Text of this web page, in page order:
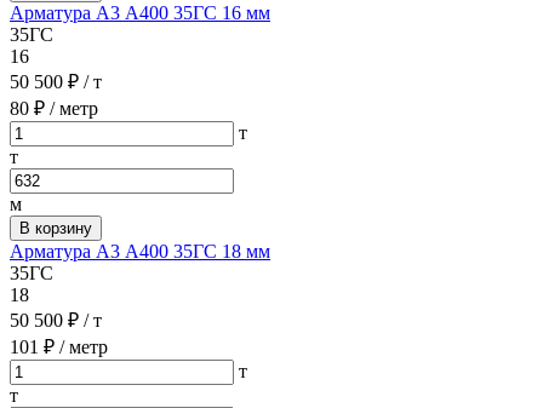
Арматура А3 А400 35ГС 16 мм
35ГС
16
50 500 ₽ / т
80 ₽ / метр
т
т
м
В корзину
Арматура А3 А400 35ГС 18 мм
35ГС
18
50 500 ₽ / т
101 ₽ / метр
т
т